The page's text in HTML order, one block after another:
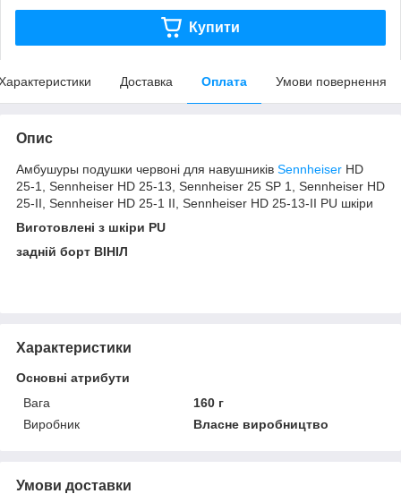
Купити
Доставка Оплата Умови повернення
Опис
Амбушуры подушки червоні для навушників Sennheiser HD
25-1, Sennheiser HD 25-13, Sennheiser 25 SP 1, Sennheiser HD
25-II, Sennheiser HD 25-1 II, Sennheiser HD 25-13-II PU шкіри
Виготовлені з шкіри PU
задній борт ВІНІЛ
Характеристики
Основні атрибути
Вага
160 г
Виробник
Власне виробництво
Умови доставки